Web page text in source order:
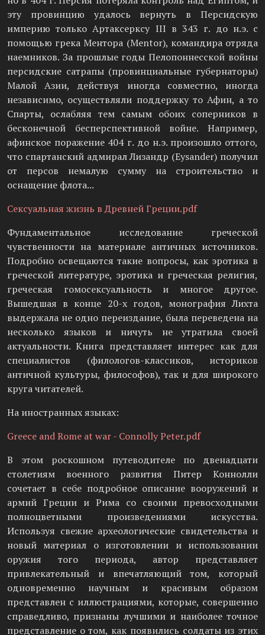
эту провинцию удалось вернуть в Персидскую
империю только Артаксерксу III в 343 г. до н.э. с
помощью грека Ментора (Mentor), командира отряда
наемников. За прошлые годы Пелопоннесской войны
персидские сатрапы (провинциальные губернаторы)
Малой Азии, действуя иногда совместно, иногда
независимо, осуществляли поддержку то Афин, а то
Спарты, ослабляя тем самым обоих соперников в
бесконечной бесперспективной войне. Например,
афинское поражение 404 г. до н.э. произошло оттого,
что спартанский адмирал Лизандр (Eysander) получил
от персов немалую сумму на строительство и
оснащение флота...
Сексуальная жизнь в Древней Греции.pdf
Фундаментальное исследование греческой
чувственности на материале античных источников.
Подробно освещаются такие вопросы, как эротика в
греческой литературе, эротика и греческая религия,
греческая гомосексуальность и многое другое.
Вышедшая в конце 20-х годов, монография Лихта
выдержала не одно переиздание, была переведена на
несколько языков и ничуть не утратила своей
актуальности. Книга представляет интерес как для
специалистов (филологов-классиков, историков
античной культуры, философов), так и для широкого
круга читателей.
На иностранных языках:
Greece and Rome at war - Connolly Peter.pdf
В этом роскошном путеводителе по двенадцати
столетиям военного развития Питер Коннолли
сочетает в себе подробное описание вооружений и
армий Греции и Рима со своими превосходными
полноцветными произведениями искусства.
Используя свежие археологические свидетельства и
новый материал о изготовлении и использовании
оружия того периода, автор представляет
привлекательный и впечатляющий том, который
одновременно научным и красивым образом
представлен с иллюстрациями, которые, совершенно
справедливо, признаны лучшими и наиболее точное
представление о том, как появились солдаты из этих